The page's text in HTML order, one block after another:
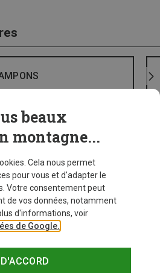
beaux
montagne...
Cela nous permet
pour vous et d'adapter le
Votre consentement peut
de vos données, notamment
d'informations, voir
de Google.
D'ACCORD